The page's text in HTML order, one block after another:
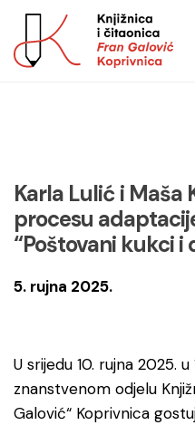
Karla Lulić i Maša
procesu
“Poštovani kukci i
5. rujna 2025.
U srijedu 10. rujna 2025.
znanstvenom odjelu
Galović“ Koprivnica